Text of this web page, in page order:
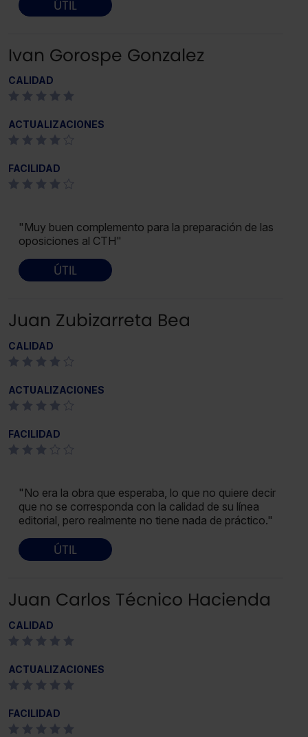
ÚTIL
Ivan Gorospe Gonzalez
CALIDAD
ACTUALIZACIONES
FACILIDAD
"Muy buen complemento para la preparación de las
oposiciones al CTH"
ÚTIL
Juan Zubizarreta Bea
CALIDAD
ACTUALIZACIONES
FACILIDAD
"No era la obra que esperaba, lo que no quiere decir
que no se corresponda con la calidad de su línea
editorial, pero realmente no tiene nada de práctico."
ÚTIL
Juan Carlos Técnico Hacienda
CALIDAD
ACTUALIZACIONES
FACILIDAD